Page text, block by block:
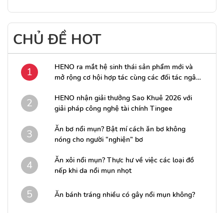
CHỦ ĐỀ HOT
1
HENO ra mắt hệ sinh thái sản phẩm mới và
mở rộng cơ hội hợp tác cùng các đối tác ngân
2
HENO nhận giải thưởng Sao Khuê 2026 với
giải pháp công nghệ tài chính Tingee
3
Ăn bơ nổi mụn? Bật mí cách ăn bơ không
nóng cho người “nghiện” bơ
4
Ăn xôi nổi mụn? Thực hư về việc các loại đồ
nếp khi da nổi mụn nhọt
5 Ăn bánh tráng nhiều có gây nổi mụn không?